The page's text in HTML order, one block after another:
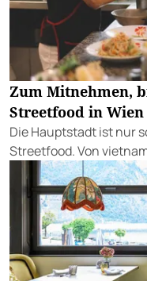
Zum Mitnehmen,
Streetfood in Wien
Die Hauptstadt ist nur
Streetfood. Von
Tacos bis hin zu